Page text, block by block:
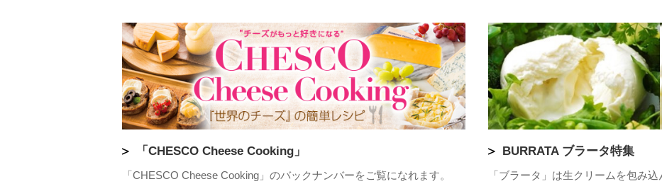
「CHESCO Cheese Cooking」
「CHESCO Cheese Cooking」のバックナンバーをご覧になれます。
BURRATA ブラータ特集
「ブラータ」は生クリームを包み